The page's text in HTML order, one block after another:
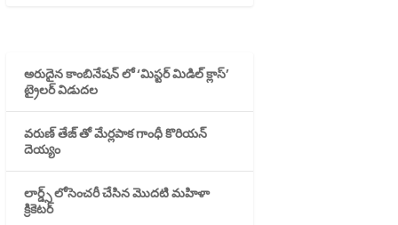
అరుదైన కాంబినేషన్ లో ‘మిస్టర్ మిడిల్ క్లాస్’
ట్రైలర్ విడుదల
వరుణ్ తేజ్ తో మేర్లపాక గాంధీ కొరియన్
దెయ్యం
లార్డ్స్ లోసెంచరీ చేసిన మొదటి మహిళా
క్రికెటర్